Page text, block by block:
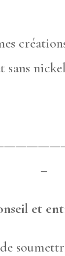
sans
–
et